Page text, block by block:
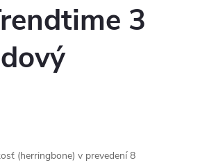
3
(herringbone) v prevedení 8